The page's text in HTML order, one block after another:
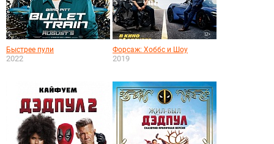
Быстрее пули
2022
Форсаж: Хоббс и Шоу
2019